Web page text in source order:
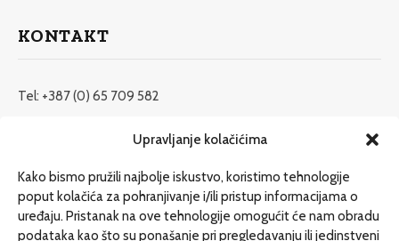
Upravljanje kolačićima
Kako bismo pružili najbolje iskustvo, koristimo tehnologije
poput kolačića za pohranjivanje i/ili pristup informacijama o
uređaju. Pristanak na ove tehnologije omogućit će nam obradu
podataka kao što su ponašanje pri pregledavanju ili jedinstveni
KONTAKT
Tel: +387 (0) 65 709 582
redakcija@etrafika.net
Dosije